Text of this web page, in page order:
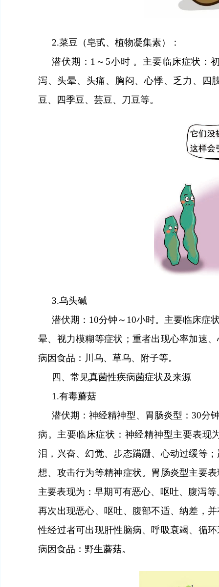
2.菜豆（皂甙、植物凝集素）：
潜伏期： 1～5小时 。主要临床症状：
泻、头晕、头痛、胸闷、心悸、乏力、四
豆、四季豆、芸豆、刀豆等。
3.乌头碱
潜伏期： 10分钟 ～ 10小时。主要临床症
晕、视力模糊等症状 ； 重者出现心率加速
病因食品：川乌、草乌、附子等。
四、常见真菌性疾病菌症状及来源
1.有毒蘑菇
潜伏期：神经精神型、胃肠炎型： 30分
病。主要临床症状：神经精神型主要表现
泪，兴奋、幻觉、步态蹒跚、心动过缓等
想、攻击行为等精神症状。胃肠炎型主要
主要表现为：早期可有恶心、呕吐、腹泻
再次出现恶心、呕吐、腹部不适、纳差，
性经过者可出现肝性脑病、呼吸衰竭、循
病因食品：野生蘑菇。